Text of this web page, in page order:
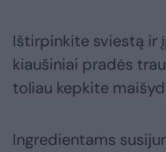
Ištirpinkite sviestą ir
kiaušiniai pradės
toliau kepkite
Ingredientams